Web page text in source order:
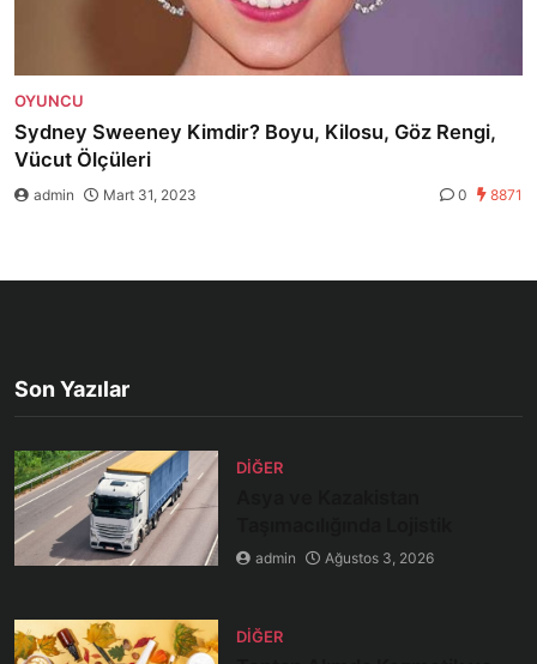
OYUNCU
Sydney Sweeney Kimdir? Boyu, Kilosu, Göz Rengi,
Vücut Ölçüleri
admin Mart 31, 2023 0 8871
Son Yazılar
DIĞER
admin Ağustos 3, 2026
DIĞER